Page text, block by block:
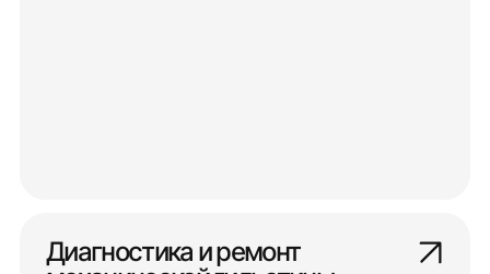
Диагностика и ремонт